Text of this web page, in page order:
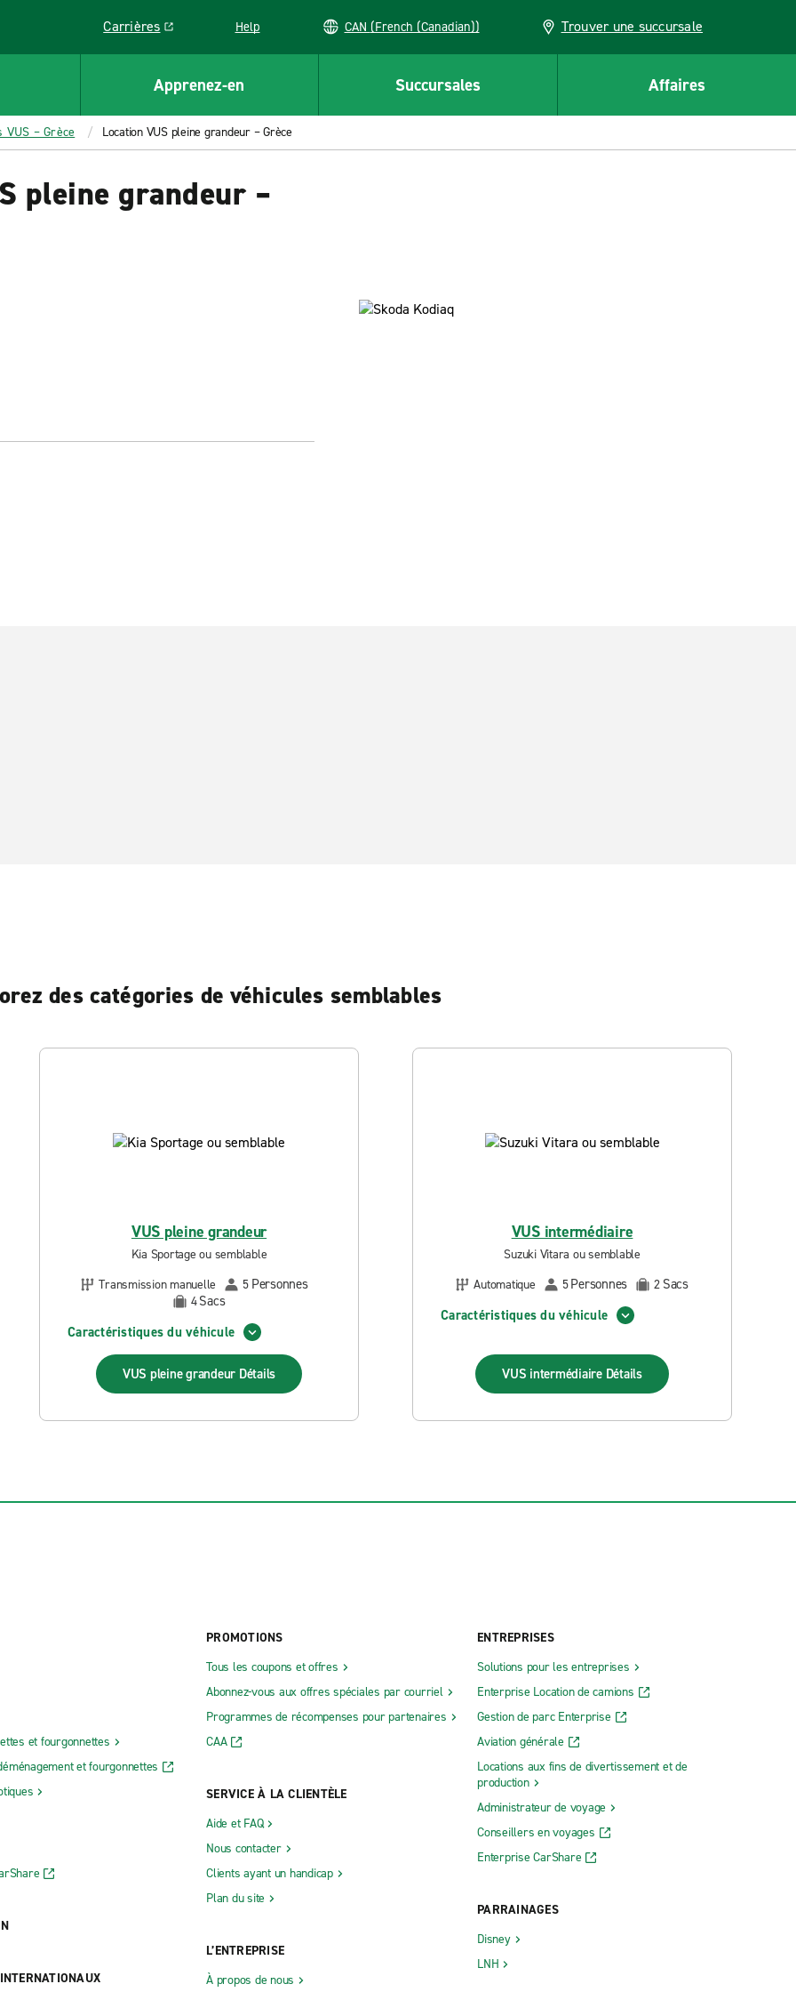
Carrières
Link opens in a new window
Help CAN (French (Canadian)) Trouver une succursale
Apprenez-en Succursales Affaires
VUS – Grèce Location VUS pleine grandeur – Grèce
pleine grandeur –
des catégories de véhicules semblables
VUS pleine grandeur
Kia Sportage ou semblable
Transmission manuelle
5 Personnes
4Sacs
Caractéristiques du véhicule
VUS pleine grandeur Détails
VUS intermédiaire
Suzuki Vitara ou semblable
Automatique
5Personnes 2 Sacs
Caractéristiques du véhicule
VUS intermédiaire Détails
et fourgonnettes
et fourgonnettes
PROMOTIONS
Tous les coupons et offres
Abonnez-vous aux offres spéciales par courriel
Programmes de récompenses pour partenaires
CAA
SERVICE À LA CLIENTÈLE
Aide et FAQ
Nous contacter
Clients ayant un handicap
Plan du site
L’ENTREPRISE
À propos de nous
ENTREPRISES
Solutions pour les entreprises
Enterprise Location de camions
Gestion de parc Enterprise
Aviation générale
Locations aux fins de divertissement et de
production
Administrateur de voyage
Conseillers en voyages
Enterprise CarShare
PARRAINAGES
Disney
LNH